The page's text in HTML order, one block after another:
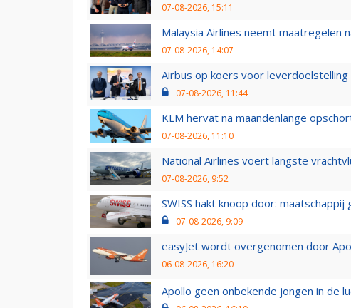
07-08-2026, 15:11
Malaysia Airlines neemt maatregelen
07-08-2026, 14:07
Airbus op koers voor
07-08-2026, 11:44
KLM hervat na maandenlange
07-08-2026, 11:10
National Airlines voert langste
07-08-2026, 9:52
SWISS hakt knoop door:
07-08-2026, 9:09
easyJet wordt overgenomen door
06-08-2026, 16:20
Apollo geen onbekende jongen in de